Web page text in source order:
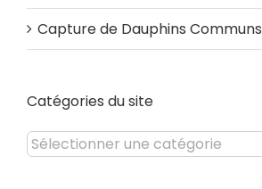
Capture de Dauphins Communs
Catégories du site
Catégories
du